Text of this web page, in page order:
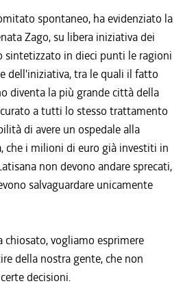
spontaneo, ha evidenziato la
Zago, su libera iniziativa dei
sintetizzato in dieci punti le ragioni
dell'iniziativa, tra le quali il fatto
diventa la più grande città della
a tutti lo stesso trattamento
di avere un ospedale alla
che i milioni di euro già investiti in
non devono andare sprecati,
salvaguardare unicamente
chiosato, vogliamo esprimere
della nostra gente, che non
decisioni.